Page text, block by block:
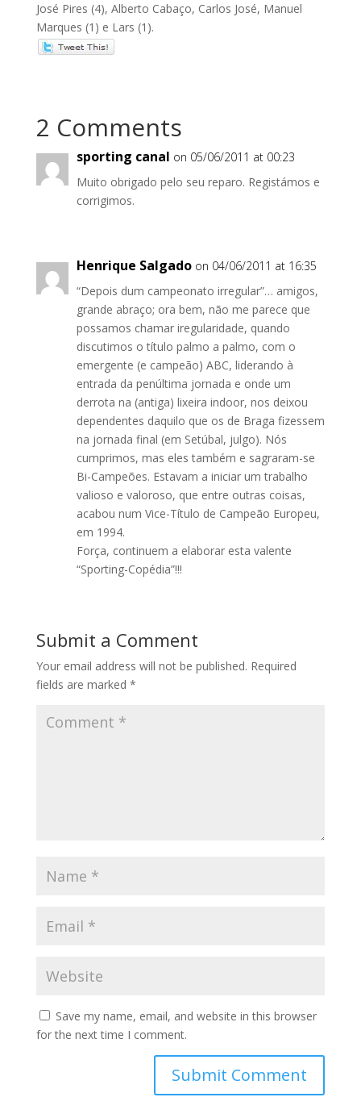
José Pires (4), Alberto Cabaço, Carlos José, Manuel
Marques (1) e Lars (1).
2 Comments
sporting canal on 05/06/2011 at 00:23
Muito obrigado pelo seu reparo. Registámos e
corrigimos.
Henrique Salgado on 04/06/2011 at 16:35
“Depois dum campeonato irregular”… amigos,
grande abraço; ora bem, não me parece que
possamos chamar iregularidade, quando
discutimos o título palmo a palmo, com o
emergente (e campeão) ABC, liderando à
entrada da penúltima jornada e onde um
derrota na (antiga) lixeira indoor, nos deixou
dependentes daquilo que os de Braga fizessem
na jornada final (em Setúbal, julgo). Nós
cumprimos, mas eles também e sagraram-se
Bi-Campeões. Estavam a iniciar um trabalho
valioso e valoroso, que entre outras coisas,
acabou num Vice-Título de Campeão Europeu,
em 1994.
Força, continuem a elaborar esta valente
“Sporting-Copédia”!!!
Submit a Comment
Your email address will not be published. Required
fields are marked *
Save my name, email, and website in this browser
for the next time I comment.